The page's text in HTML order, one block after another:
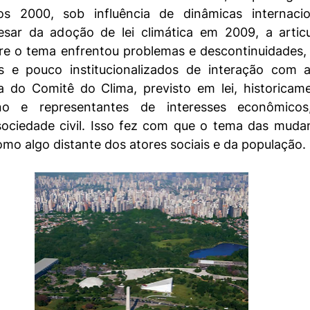
2000, sob influência de dinâmicas
da adoção de lei climática em 2009, a
o tema enfrentou problemas e
e pouco institucionalizados de interação com
do Comitê do Clima, previsto em lei,
e representantes de interesses
civil. Isso fez com que o tema das
algo distante dos atores sociais e da população.